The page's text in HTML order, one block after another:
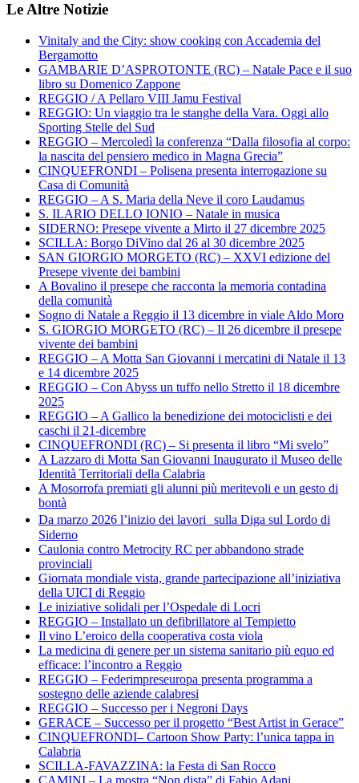
Le Altre Notizie
Vinitaly and the City: show cooking con Accademia del
Bergamotto
GAMBARIE D’ASPROTONTE (RC) – Natale Pace e il suo
libro su Domenico Zappone
REGGIO / A Pellaro VIII Jamu Festival
REGGIO: Un viaggio tra le stanghe della Vara. Oggi allo
Sporting Stelle del Sud
REGGIO – Mercoledì la conferenza “Dalla filosofia al corpo:
la nascita del pensiero medico in Magna Grecia”
CINQUEFRONDI – Polisena presenta interrogazione su
Casa di Comunità
REGGIO – A S. Maria della Neve il coro Laudamus
S. ILARIO DELLO IONIO – Natale in musica
SIDERNO: Presepe vivente a Mirto il 27 dicembre 2025
SCILLA: Borgo DiVino dal 26 al 30 dicembre 2025
SAN GIORGIO MORGETO (RC) – XXVI edizione del
Presepe vivente dei bambini
A Bovalino il presepe che racconta la memoria contadina
della comunità
Sogno di Natale a Reggio il 13 dicembre in viale Aldo Moro
S. GIORGIO MORGETO (RC) – Il 26 dicembre il presepe
vivente dei bambini
REGGIO – A Motta San Giovanni i mercatini di Natale il 13
e 14 dicembre 2025
REGGIO – Con Abyss un tuffo nello Stretto il 18 dicembre
2025
REGGIO – A Gallico la benedizione dei motociclisti e dei
caschi il 21-dicembre
CINQUEFRONDI (RC) – Si presenta il libro “Mi svelo”
A Lazzaro di Motta San Giovanni Inaugurato il Museo delle
Identità Territoriali della Calabria
A Mosorrofa premiati gli alunni più meritevoli e un gesto di
bontà
Da marzo 2026 l’inizio dei lavori sulla Diga sul Lordo di
Siderno
Caulonia contro Metrocity RC per abbandono strade
provinciali
Giornata mondiale vista, grande partecipazione all’iniziativa
della UICI di Reggio
Le iniziative solidali per l’Ospedale di Locri
REGGIO – Installato un defibrillatore al Tempietto
Il vino L’eroico della cooperativa costa viola
La medicina di genere per un sistema sanitario più equo ed
efficace: l’incontro a Reggio
REGGIO – Federimpreseuropa presenta programma a
sostegno delle aziende calabresi
REGGIO – Successo per i Negroni Days
GERACE – Successo per il progetto “Best Artist in Gerace”
CINQUEFRONDI– Cartoon Show Party: l’unica tappa in
Calabria
SCILLA-FAVAZZINA: la Festa di San Rocco